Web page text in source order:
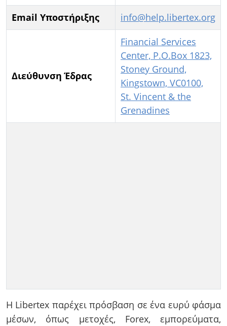
Email Υποστήριξης info@help.libertex.org
Διεύθυνση Έδρας
Financial Services
Center, P.O.Box 1823,
Stoney Ground,
Kingstown, VC0100,
St. Vincent & the
Grenadines
Η Libertex παρέχει πρόσβαση σε ένα ευρύ φάσμα
μέσων, όπως μετοχές, Forex, εμπορεύματα,